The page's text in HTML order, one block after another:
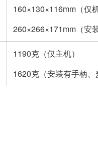
160×130×116mm（仅
260×266×171mm（安
1190克（仅主机）
1620克（安装有手柄